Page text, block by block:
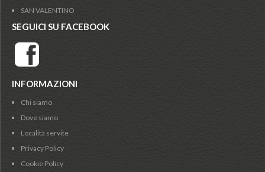
SAN VALENTINO
SEGUICI SU FACEBOOK
INFORMAZIONI
Chi siamo
Dove siamo
Località servite
Privacy Policy
Cookie Policy